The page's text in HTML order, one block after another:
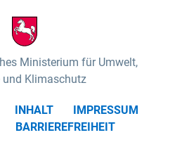
Ministerium für Umwelt,
und Klimaschutz
INHALT
IMPRESSUM
BARRIEREFREIHEIT